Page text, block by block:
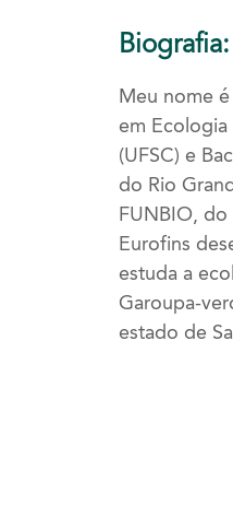
Biografia:
Meu nome
em Ecologia
(UFSC) e
do Rio
FUNBIO, do
Eurofins
estuda a
Garoupa-
estado de